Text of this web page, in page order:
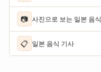
📷 사진으로 보는 일본 음식
📋 일본 음식 기사